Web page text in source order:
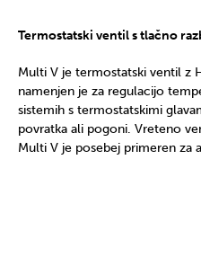
Termostatski ventil s tlačno
Multi V je termostatski ventil z
namenjen je za regulacijo
sistemih s termostatskimi
povratka ali pogoni. Vreteno
Multi V je posebej primeren za